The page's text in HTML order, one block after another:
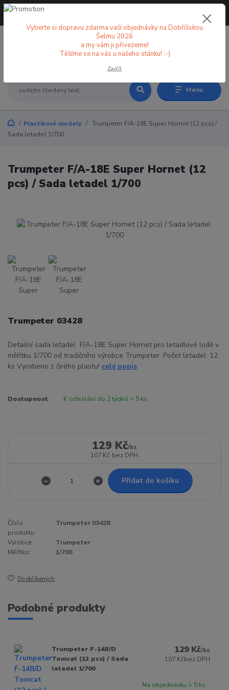
Menu
+420 773 998 582
Plastikové modely
Trumpeter F/A-18E Super Hornet (12 pcs) /
Sada letadel 1/700
Trumpeter F/A-18E Super Hornet (12
pcs) / Sada letadel 1/700
Trumpeter 03428
Detailní sada letadel F/A-18E Super Hornet pro letadlové lodě v
měřítku 1/700 od tradičního výrobce Trumpeter. Počet letadel: 12
ks Vyrobeno z čirého plastu! celý popis
Dostupnost K odeslání do 2 týdnů > 5 ks
129 Kč/ks
107 Kč bez DPH
Přidat do košíku
Číslo
produktu:
Trumpeter 03428
Výrobce:
Trumpeter
Měřítko:
1/700
Do oblíbených
Podobné produkty
Trumpeter F-14B/D
Tomcat (12 pcs) / Sada
letadel 1/700
129 Kč/ks
107 Kčbez DPH
Na objednávku > 5 ks
Vyberte si dopravu zdarma vaší objednávky na Dobříšskou
Šelmu 2026
a my vám ji přivezeme!
Těšíme se na vás u našeho stánku! :-)
Zavřít